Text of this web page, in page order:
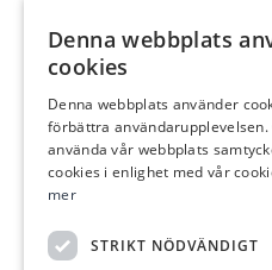
Frågor & svar
Juri§tbloggen
Denna webbplats
cookies
Denna webbplats använder
förbättra
använda vår webbplats
cookies i enlighet med vår
mer
STRIKT NÖDVÄNDIGT